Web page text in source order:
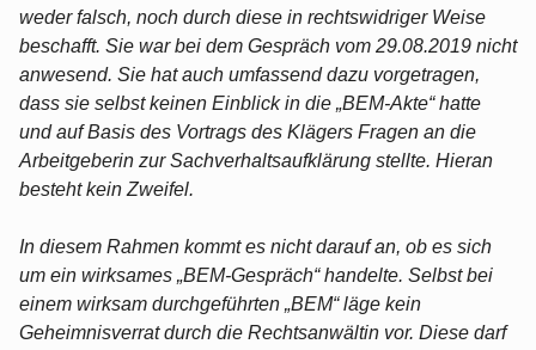
weder falsch, noch durch diese in rechtswidriger Weise
beschafft. Sie war bei dem Gespräch vom 29.08.2019 nicht
anwesend. Sie hat auch umfassend dazu vorgetragen,
dass sie selbst keinen Einblick in die „BEM-Akte“ hatte
und auf Basis des Vortrags des Klägers Fragen an die
Arbeitgeberin zur Sachverhaltsaufklärung stellte. Hieran
besteht kein Zweifel.
In diesem Rahmen kommt es nicht darauf an, ob es sich
um ein wirksames „BEM-Gespräch“ handelte. Selbst bei
einem wirksam durchgeführten „BEM“ läge kein
Geheimnisverrat durch die Rechtsanwältin vor. Diese darf